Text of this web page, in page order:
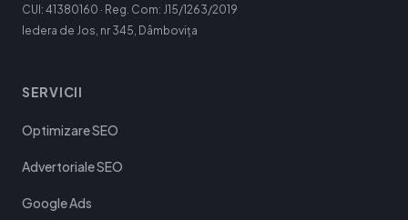
CUI: 41380160 · Reg. Com: J15/1263/2019
Iedera de Jos, nr 345, Dâmbovița
SERVICII
Optimizare SEO
Advertoriale SEO
Google Ads